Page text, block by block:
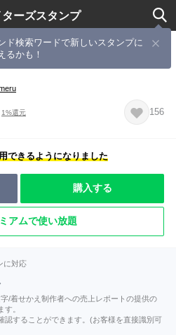
ーズスタンプ
ド検索ワードで新しいスタンプに
るかも！
ギャルズ 15 - アレンジ・写真加
1%還元 156
できるようになりました
購入する
アムで使い放題
に対応
/着せかえ制作者への売上レポートの提供の
。
認することができます。(お客様を直接識別可